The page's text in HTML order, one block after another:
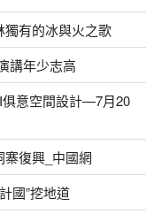
有的冰與火之歌
講年少志高
俱意空間設計—7月20
復興_中國網
國”挖地道